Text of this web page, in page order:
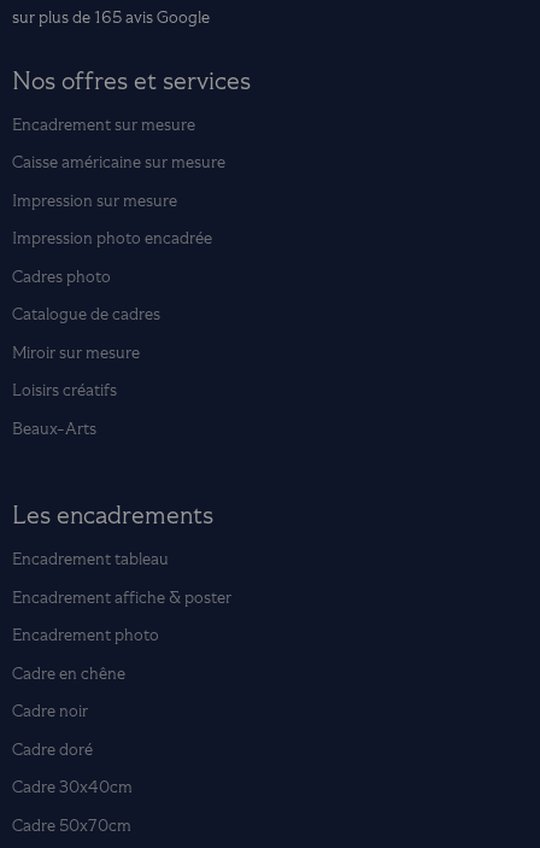
sur plus de 165 avisGoogle
Nos offres et services
Encadrement sur mesure
Caisse américaine sur mesure
Impression sur mesure
Impression photo encadrée
Cadres photo
Catalogue de cadres
Miroir sur mesure
Loisirs créatifs
Beaux-Arts
Les encadrements
Encadrement tableau
Encadrement affiche & poster
Encadrement photo
Cadre en chêne
Cadre noir
Cadre doré
Cadre 30x40cm
Cadre 50x70cm